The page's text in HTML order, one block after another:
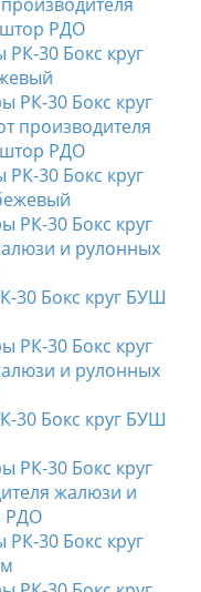
30 Бокс круг
30 Бокс круг
30 Бокс круг БУШ
30 Бокс круг БУШ
30 Бокс круг